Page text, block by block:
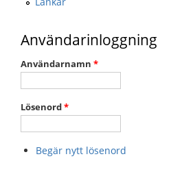
Användarinloggning
Användarnamn *
Lösenord*
Begär nytt lösenord